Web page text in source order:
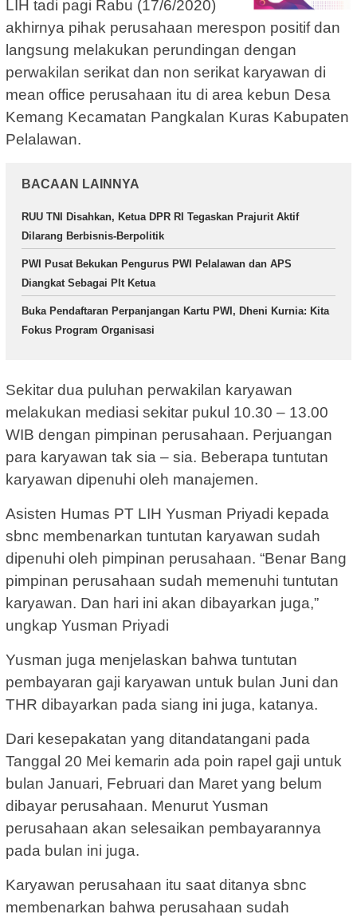
LIH tadi pagi Rabu (17/6/2020)
akhirnya pihak perusahaan merespon positif dan
langsung melakukan perundingan dengan
perwakilan serikat dan non serikat karyawan di
mean office perusahaan itu di area kebun Desa
Kemang Kecamatan Pangkalan Kuras Kabupaten
Pelalawan.
BACAAN LAINNYA
RUU TNI Disahkan, Ketua DPR RI Tegaskan Prajurit Aktif
Dilarang Berbisnis-Berpolitik
PWI Pusat Bekukan Pengurus PWI Pelalawan dan APS
Diangkat Sebagai Plt Ketua
Buka Pendaftaran Perpanjangan Kartu PWI, Dheni Kurnia: Kita
Fokus Program Organisasi
Sekitar dua puluhan perwakilan karyawan
melakukan mediasi sekitar pukul 10.30 – 13.00
WIB dengan pimpinan perusahaan. Perjuangan
para karyawan tak sia – sia. Beberapa tuntutan
karyawan dipenuhi oleh manajemen.
Asisten Humas PT LIH Yusman Priyadi kepada
sbnc membenarkan tuntutan karyawan sudah
dipenuhi oleh pimpinan perusahaan. “Benar Bang
pimpinan perusahaan sudah memenuhi tuntutan
karyawan. Dan hari ini akan dibayarkan juga,”
ungkap Yusman Priyadi
Yusman juga menjelaskan bahwa tuntutan
pembayaran gaji karyawan untuk bulan Juni dan
THR dibayarkan pada siang ini juga, katanya.
Dari kesepakatan yang ditandatangani pada
Tanggal 20 Mei kemarin ada poin rapel gaji untuk
bulan Januari, Februari dan Maret yang belum
dibayar perusahaan. Menurut Yusman
perusahaan akan selesaikan pembayarannya
pada bulan ini juga.
Karyawan perusahaan itu saat ditanya sbnc
membenarkan bahwa perusahaan sudah